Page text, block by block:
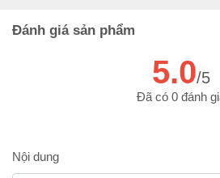
Đánh giá sản phẩm
5.0/5
Đã có 0 đánh
Nội dung